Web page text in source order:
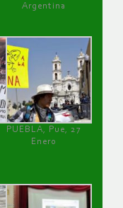
Argentina
PUEBLA, Pue, 27
Enero